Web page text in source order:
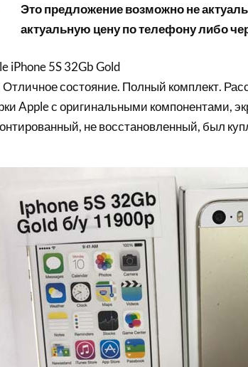
Это предложение возможно не
актуальную цену по телефону либо
iPhone 5S 32Gb Gold
состояние. Полный комплект.
Apple с оригинальными компонентами,
не восстановленный, был